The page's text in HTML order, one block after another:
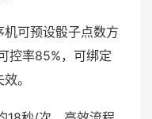
可预设骰子点数方
控率85%，可绑定
。